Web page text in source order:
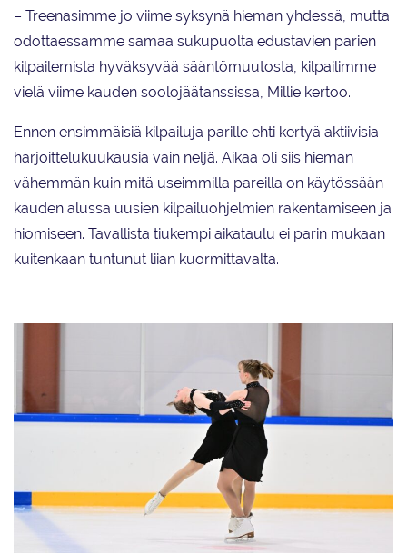
– Treenasimme jo viime syksynä hieman yhdessä, mutta
odottaessamme samaa sukupuolta edustavien parien
kilpailemista hyväksyvää sääntömuutosta, kilpailimme
vielä viime kauden soolojäätanssissa, Millie kertoo.
Ennen ensimmäisiä kilpailuja parille ehti kertyä aktiivisia
harjoittelukuukausia vain neljä. Aikaa oli siis hieman
vähemmän kuin mitä useimmilla pareilla on käytössään
kauden alussa uusien kilpailuohjelmien rakentamiseen ja
hiomiseen. Tavallista tiukempi aikataulu ei parin mukaan
kuitenkaan tuntunut liian kuormittavalta.